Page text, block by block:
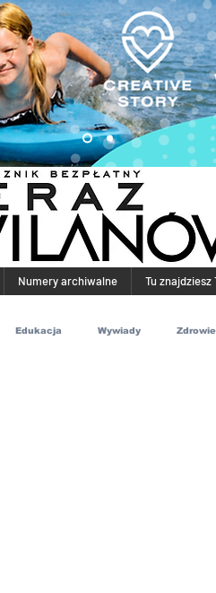
Numery archiwalne Tu znajdziesz
Edukacja Wywiady